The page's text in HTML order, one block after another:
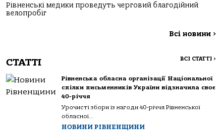
Рівненські медики проведуть черговий благодійний
велопробіг
Всі новини >
СТАТТІ ВСІ СТАТТІ >
Рівненська обласна організації Національної
спілки письменників України відзначила своє
40-річчя
Урочисті збори із нагоди 40-річчя Рівненської
обласної...
НОВИНИ РІВНЕНЩИНИ